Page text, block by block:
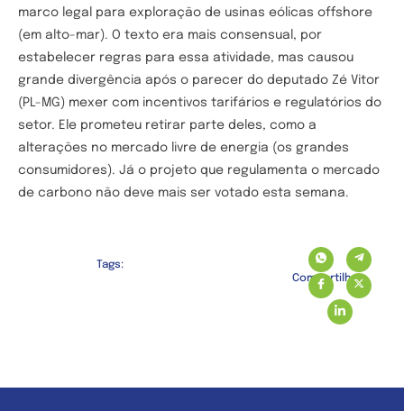
marco legal para exploração de usinas eólicas offshore
(em alto-mar). O texto era mais consensual, por
estabelecer regras para essa atividade, mas causou
grande divergência após o parecer do deputado Zé Vitor
(PL-MG) mexer com incentivos tarifários e regulatórios do
setor. Ele prometeu retirar parte deles, como a
alterações no mercado livre de energia (os grandes
consumidores). Já o projeto que regulamenta o mercado
de carbono não deve mais ser votado esta semana.
Tags:
Compartilhe: